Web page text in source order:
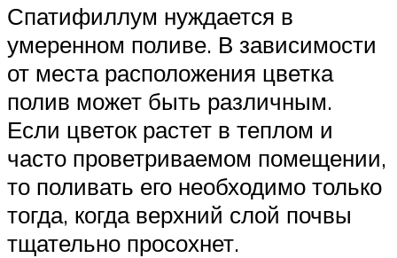
Спатифиллум нуждается в
умеренном поливе. В зависимости
от места расположения цветка
полив может быть различным.
Если цветок растет в теплом и
часто проветриваемом помещении,
то поливать его необходимо только
тогда, когда верхний слой почвы
тщательно просохнет.